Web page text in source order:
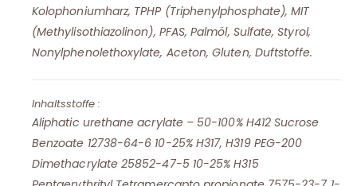
Kolophoniumharz, TPHP (Triphenylphosphate), MIT
(Methylisothiazolinon), PFAS, Palmöl, Sulfate, Styrol,
Nonylphenolethoxylate, Aceton, Gluten, Duftstoffe.
Inhaltsstoffe :
Aliphatic urethane acrylate – 50-100% H412 Sucrose
Benzoate 12738-64-6 10-25% H317, H319 PEG-200
Dimethacrylate 25852-47-5 10-25% H315